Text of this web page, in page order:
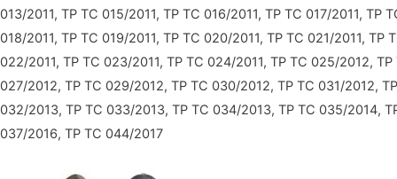
013/2011, ТР ТС 015/2011, ТР ТС 016/2011, ТР ТС 017/2011, ТР
018/2011, ТР ТС 019/2011, ТР ТС 020/2011, ТР ТС 021/2011, ТР
022/2011, ТР ТС 023/2011, ТР ТС 024/2011, ТР ТС 025/2012,
027/2012, ТР ТС 029/2012, ТР ТС 030/2012, ТР ТС 031/2012,
032/2013, ТР ТС 033/2013, ТР ТС 034/2013, ТР ТС 035/2014,
037/2016, ТР ТС 044/2017